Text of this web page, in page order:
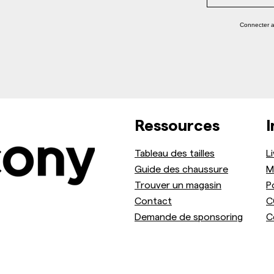
Connecter
Ressources
Tableau des tailles
Guide des chaussure
Trouver un magasin
Contact
Demande de sponsoring